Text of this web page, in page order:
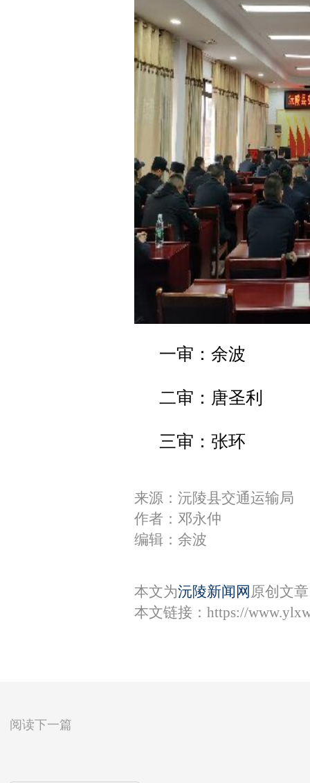
一审：余波
二审：唐圣利
三审：张环
来源：沅陵县交通运输局
作者：邓永仲
编辑：余波
本文为沅陵新闻网 原创文
本文链接： https://
阅读下一篇